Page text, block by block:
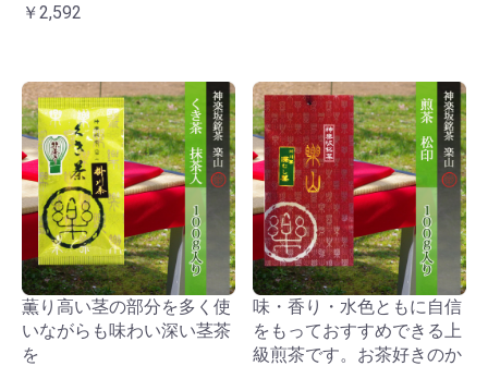
￥2,592
薫り高い茎の部分を多く使
いながらも味わい深い茎茶
を
味・香り・水色ともに自信
をもっておすすめできる上
級煎茶です。お茶好きのか